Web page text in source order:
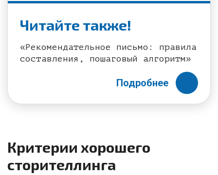
Читайте также!
«Рекомендательное письмо: правила
составления, пошаговый алгоритм»
Подробнее
Критерии хорошего
сторителлинга